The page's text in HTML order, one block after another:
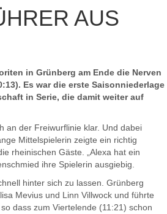
AUS
in Grünberg am Ende die Nerven
Es war die erste Saisonniederlage
in Serie, die damit weiter auf
an der Freiwurflinie klar. Und dabei
Mittelspielerin zeigte ein richtig
rheinischen Gäste. „Alexa hat ein
ihre Spielerin ausgiebig.
hinter sich zu lassen. Grünberg
Mevius und Linn Villwock und führte
dass zum Viertelende (11:21) schon